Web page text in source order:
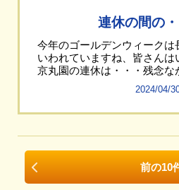
連休の間の・
今年のゴールデンウィークは
いわれていますね、皆さんは
京丸園の連休は・・・残念な
2024/04/
前の10